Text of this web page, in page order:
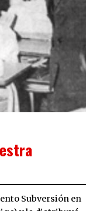
Subversión en